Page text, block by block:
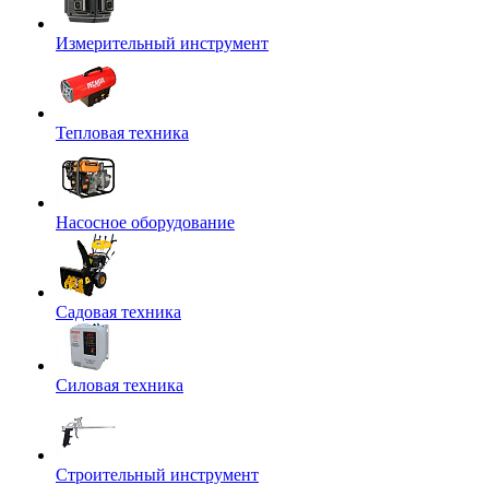
Измерительный инструмент
Тепловая техника
Насосное оборудование
Садовая техника
Силовая техника
Строительный инструмент